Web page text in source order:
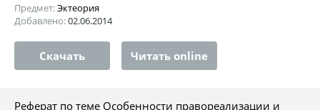
Предмет:Эктеория
Добавлено:02.06.2014
Скачать Читать online
Реферат по теме Особенности правореализации и